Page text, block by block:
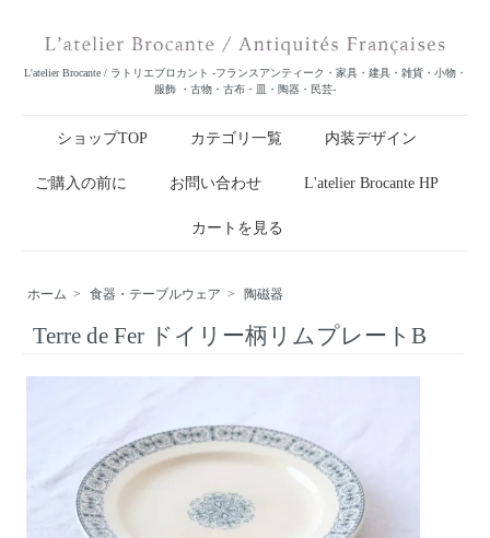
L'atelier Brocante / ラトリエブロカント -フランスアンティーク・家具・建具・雑貨・小物・
服飾 ・古物・古布・皿・陶器・民芸-
ショップTOP カテゴリ一覧 内装デザイン
ご購入の前に お問い合わせ L'atelier Brocante HP
カートを見る
ホーム > 食器・テーブルウェア > 陶磁器
Terre de Fer ドイリー柄リムプレートB